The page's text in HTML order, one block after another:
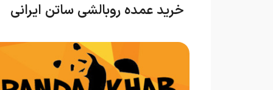
خرید عمده روبالشی ساتن ایرانی